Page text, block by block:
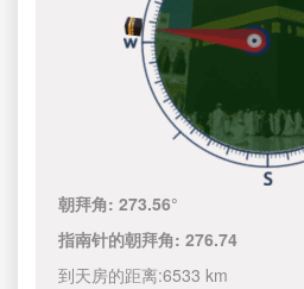
朝拜角:273.56°
指南针的朝拜角:276.74
到天房的距离:6533 km